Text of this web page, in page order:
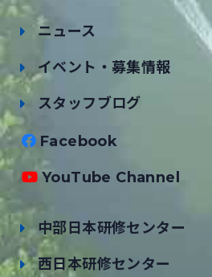
ニュース
イベント・募集情報
スタッフブログ
Facebook
YouTube Channel
中部日本研修センター
西日本研修センター